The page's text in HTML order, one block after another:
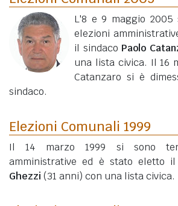
L'8 e 9 maggio
elezioni
il sindaco Paolo
una lista civica. Il 16
Catanzaro si è
sindaco.
Elezioni Comunali 1999
Il 14 marzo 1999 si sono
amministrative ed è stato eletto il
Ghezzi (31 anni) con una lista civica.